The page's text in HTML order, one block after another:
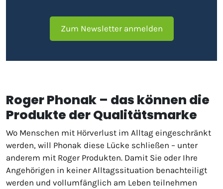
Zum Newsletter anmelden
Roger Phonak – das können die
Produkte der Qualitätsmarke
Wo Menschen mit Hörverlust im Alltag eingeschränkt
werden, will Phonak diese Lücke schließen – unter
anderem mit Roger Produkten. Damit Sie oder Ihre
Angehörigen in keiner Alltagssituation benachteiligt
werden und vollumfänglich am Leben teilnehmen